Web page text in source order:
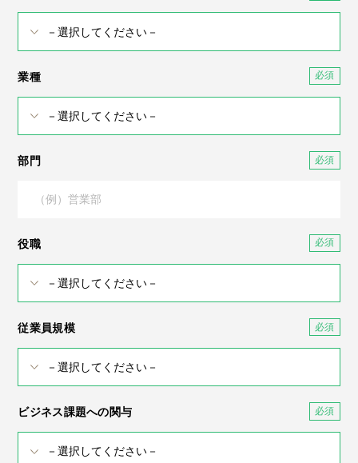
業種
部門
役職
従業員規模
ビジネス課題への関与